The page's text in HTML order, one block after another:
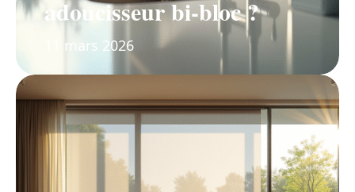
adoucisseur bi-bloc ?
11 mars 2026